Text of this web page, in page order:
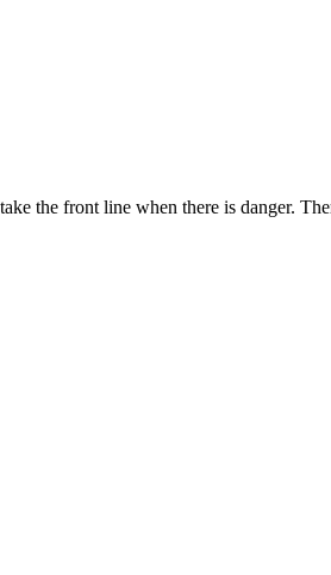
the front line when there is danger.